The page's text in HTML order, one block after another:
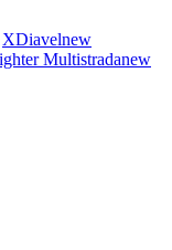
XDiavelnew
Multistradanew